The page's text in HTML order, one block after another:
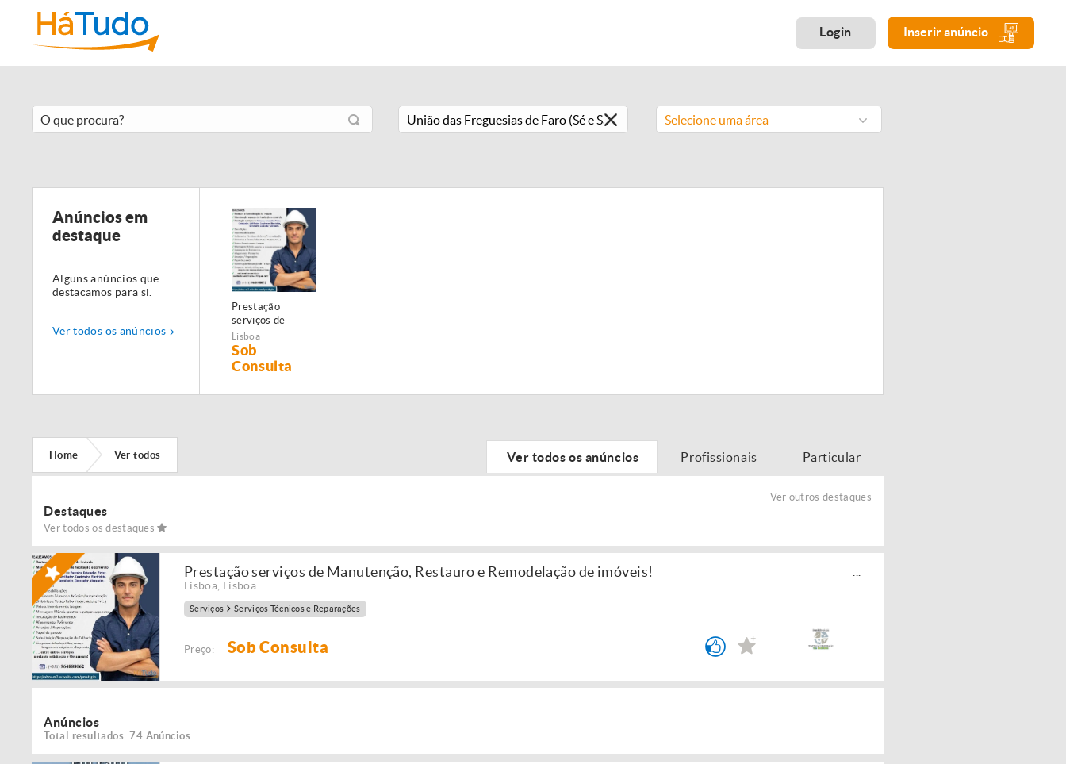
Login Inserir anúncio
Selecione uma área
Anúncios em
destaque
Alguns anúncios que
destacamos para si.
Ver todos os anúncios
Prestação
serviços de
Manutenção,
Restauro e
Remodelação de
imóveis!
Lisboa
Sob
Consulta
Home Ver todos Ver todos os anúncios Profissionais Particular
Ver outros destaques
Destaques
Ver todos os destaques
Prestação serviços de Manutenção, Restauro e Remodelação de imóveis!
Lisboa Lisboa
Serviços Serviços Técnicos e Reparações
Preço: Sob Consulta
Anúncios
Total resultados: 74 Anúncios